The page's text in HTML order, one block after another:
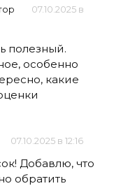
07.10.2025 в
полезный.
особенно
какие
07.10.2025 в 12:16
Добавлю, что
обратить